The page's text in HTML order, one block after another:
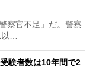
察官不足」だ。警察
以…
験者数は10年間で2